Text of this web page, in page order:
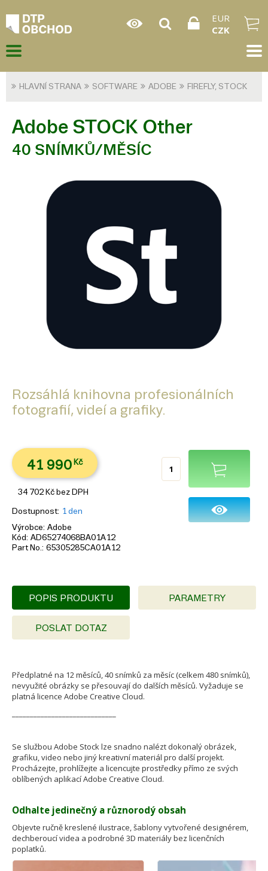
EUR
CZK
HLAVNÍ STRANA SOFTWARE ADOBE FIREFLY, STOCK
Adobe STOCK Other
40 SNÍMKŮ/MĚSÍC
Rozsáhlá knihovna profesionálních
fotografií, videí a grafiky.
41 990 Kč
34 702 Kč bez DPH
Dostupnost 1 den
Výrobce Adobe
Kód AD65274068BA01A12
Part No. 65305285CA01A12
POPIS PRODUKTU PARAMETRY
POSLAT DOTAZ
Předplatné na 12 měsíců, 40 snímků za měsíc (celkem 480 snímků),
nevyužité obrázky se přesouvají do dalších měsíců. Vyžaduje se
platná licence Adobe Creative Cloud.
Se službou Adobe Stock lze snadno nalézt dokonalý obrázek,
grafiku, video nebo jiný kreativní materiál pro další projekt.
Procházejte, prohlížejte a licencujte prostředky přímo ze svých
oblíbených aplikací Adobe Creative Cloud.
Odhalte jedinečný a různorodý obsah
Objevte ručně kreslené ilustrace, šablony vytvořené designérem,
dechberoucí videa a podrobné 3D materiály bez licenčních
poplatků.